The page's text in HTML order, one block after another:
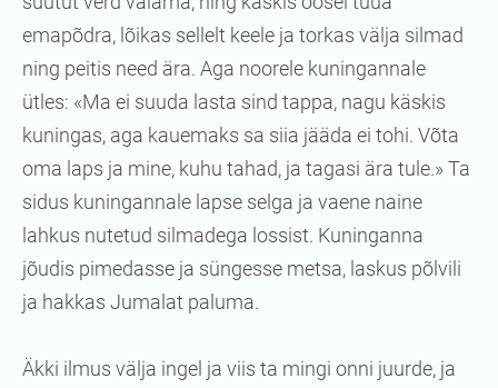
emapõdra, lõikas sellelt keele ja torkas välja silmad
ning peitis need ära. Aga noorele kuningannale
ütles: «Ma ei suuda lasta sind tappa, nagu käskis
kuningas, aga kauemaks sa siia jääda ei tohi. Võta
oma laps ja mine, kuhu tahad, ja tagasi ära tule.» Ta
sidus kuningannale lapse selga ja vaene naine
lahkus nutetud silmadega lossist. Kuninganna
jõudis pimedasse ja süngesse metsa, laskus põlvili
ja hakkas Jumalat paluma.
Äkki ilmus välja ingel ja viis ta mingi onni juurde, ja